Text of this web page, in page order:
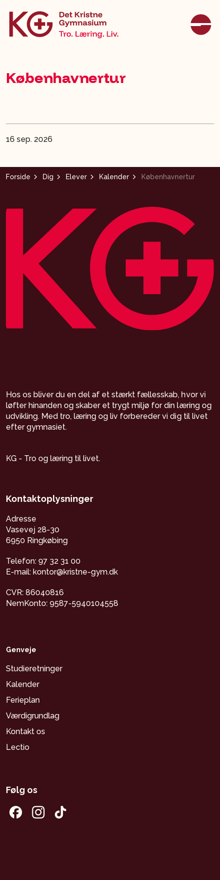
Københavnertur
16 sep. 2026
Forside Dig Elever Kalender Københavnertur
Hos os bliver du en del af et stærkt fællesskab, hvor vi
løfter hinanden og skaber et trygt miljø for din læring og
udvikling. Med tro, læring og liv forbereder vi dig til livet
efter gymnasiet.
KG - Tro og læring til livet.
Kontaktoplysninger
Adresse
Vasevej 28-30
6950 Ringkøbing
Telefon: 97 32 31 00
E-mail: kontor@kristne-gym.dk
CVR: 86040816
NemKonto: 9587-5940104558
Genveje
Studieretninger
Kalender
Ferieplan
Værdigrundlag
Kontakt os
Lectio
Følg os